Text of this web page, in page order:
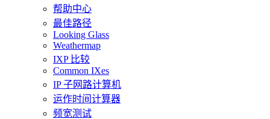
帮助中心
最佳路径
Looking Glass
Weathermap
IXP 比较
Common IXes
IP 子网路计算机
运作时间计算器
频宽测试